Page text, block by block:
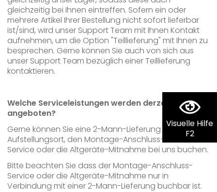
Visuelle Hilfe
F2
gleichzeitig bei Ihnen eintreffen. Sofern ein oder
mehrere Artikel Ihrer Bestellung nicht sofort lieferbar
ist/sind, wird unser Support Team mit Ihnen Kontakt
aufnehmen, um die Option "Teillieferung" mit Ihnen zu
besprechen. Gerne können Sie auch von sich aus
unser Support Team bezüglich einer Teillieferung
kontaktieren.
Welche Serviceleistungen werden derzeit
angeboten?
Gerne können Sie eine 2-Mann-Lieferung bis an den
Aufstellungsort, den Montage-Anschluss-
Service oder die Altgeräte-Mitnahme bei uns buchen.
Bitte beachten Sie dass der Montage-Anschluss-
Service oder die Altgeräte-Mitnahme nur in
Verbindung mit einer 2-Mann-Lieferung buchbar ist.